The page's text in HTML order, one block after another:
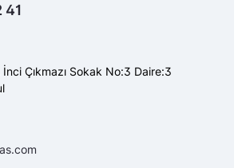
41
Çıkmazı Sokak No:3 Daire:3